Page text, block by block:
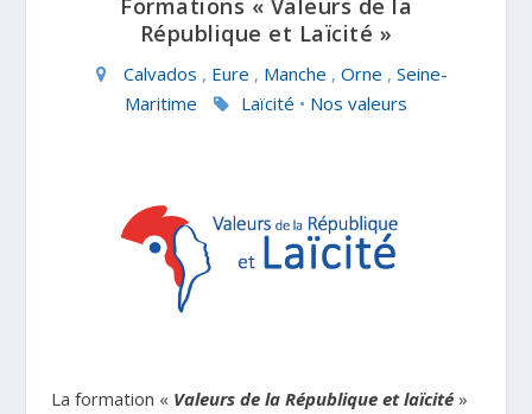
Formations « Valeurs de la
République et Laïcité »
Calvados , Eure , Manche , Orne , Seine-
Maritime
Laïcité • Nos valeurs
La formation « Valeurs de la République et laïcité»